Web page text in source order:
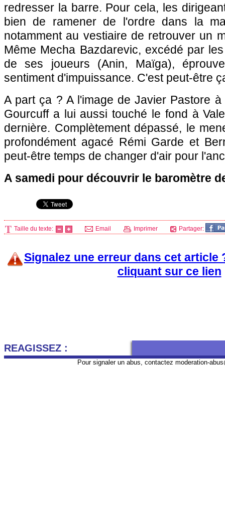
redresser la barre. Pour cela, les
bien de ramener de l'ordre dans la
notamment au vestiaire de retrouver un
Même Mecha Bazdarevic, excédé par
de ses joueurs (Anin, Maïga),
sentiment d'impuissance. C'est peut-être
A part ça ? A l'image de Javier Pastore à
Gourcuff a lui aussi touché le fond à
dernière. Complètement dépassé, le
profondément agacé Rémi Garde et
peut-être temps de changer d'air pour
A samedi pour découvrir le baromètre
Taille du texte: Email Imprimer Partager:
Signalez une erreur dans cet article
cliquant sur ce lien
REAGISSEZ :
Pour signaler un abus, contactez moderation-